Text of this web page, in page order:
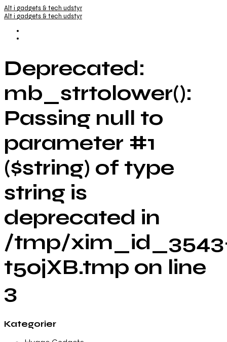
Alt i gadgets & tech udstyr
Alt i gadgets & tech udstyr
Deprecated:
mb_strtolower():
Passing null to
parameter #1
($string) of type
string is
deprecated in
/tmp/
t5ojXB.tmp on line
3
Kategorier